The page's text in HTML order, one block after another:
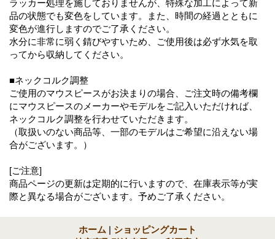
ラッカー処理を施しておりませんが、特殊な加工によって新
品の状態でも変色をしています。また、時間の経過とともに
変色が進行しますのでご了承ください。
水分に非常に弱く錆びやすいため、ご使用後は必ず水気を取
ってから収納してください。
■ネックコルク調整
ご使用のマウスピースがお決まりの場合、ご注文時の備考欄
にマウスピースのメーカーやモデルをご記入いただければ、
ネックコルク調整を行わせていただきます。
（取扱いのない商品等、一部のモデルはご希望に沿えない場
合がございます。）
[ご注意]
商品ページの更新は定期的に行いますので、在庫表示等が実
際と異なる場合がございます。予めご了承ください。
ホーム | ショッピングカート